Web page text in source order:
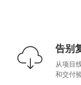
告别
从项目
和交付